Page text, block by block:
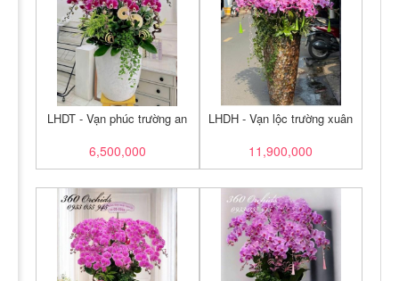
LHDT - Vạn phúc trường an
6,500,000
LHDH - Vạn lộc trường xuân
11,900,000